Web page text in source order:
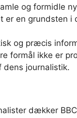
og formidle
er en grundsten
og præcis
formål ikke er
journalistik.
dækker